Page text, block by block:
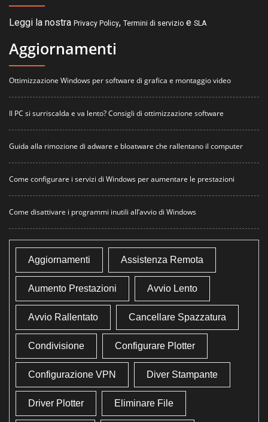
Leggi la nostra Privacy Policy, Termini di servizio e SLA
Aggiornamenti
Ottimizzazione Windows per software di grafica e montaggio video
Il PC si surriscalda e va lento? Consigli di ottimizzazione software
Guida alla rimozione di adware e bloatware che rallentano il computer
Come configurare i servizi di Windows per aumentare le prestazioni
Come disattivare i programmi inutili all’avvio di Windows
Aggiornamenti Assistenza Remota
Aumento Prestazioni Avvio Lento
Avvio Rallentato Cancellare Spazzatura
Condivisione Configurare Plotter
Configurazione VPN Diver Stampante
Driver Plotter Eliminare File